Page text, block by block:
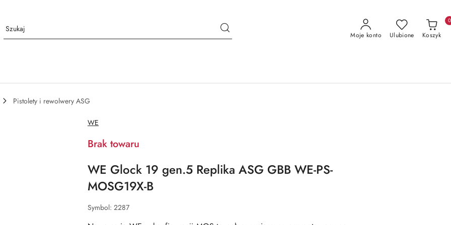
Moje konto Ulubione Koszyk
0
Pistolety i rewolwery ASG
NAZWA
PRODUCENTA:
WE
Brak towaru
WE Glock 19 gen.5 Replika ASG GBB WE-PS-
MOSG19X-B
Symbol: 2287